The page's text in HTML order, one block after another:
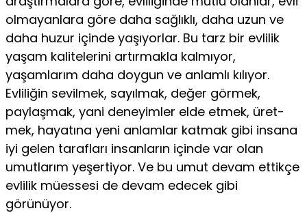
olmayanlara göre daha sağ­lıklı, daha uzun ve
daha huzur içinde yaşıyorlar. Bu tarz bir evlilik
yaşam kalitelerini artırmakla kalmıyor,
yaşamlarım daha doygun ve anlamlı kılıyor.
Evliliğin sevilmek, sayılmak, değer görmek,
paylaşmak, yani deneyimler elde etmek, üret­
mek, hayatına yeni anlamlar katmak gibi insana
iyi gelen ta­rafları insanların içinde var olan
umutlarım yeşertiyor. Ve bu umut devam ettikçe
evlilik müessesi de devam edecek gibi
görünüyor.